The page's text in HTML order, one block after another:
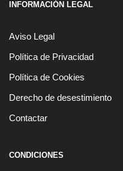
INFORMACIÓN LEGAL
Aviso Legal
Política de Privacidad
Política de Cookies
Derecho de desestimiento
Contactar
CONDICIONES